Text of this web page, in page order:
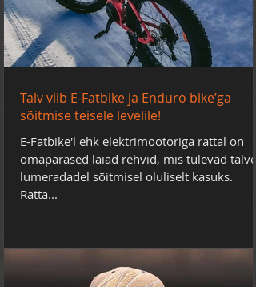
Talv viib E-Fatbike ja Enduro bike’ga
sõitmise teisele levelile!
E-Fatbike'l ehk elektrimootoriga rattal on
omapärased laiad rehvid, mis tulevad talvel
lumeradadel sõitmisel oluliselt kasuks.
Ratta...